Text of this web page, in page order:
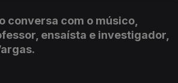
conversa com o músico,
ensaísta e investigador,